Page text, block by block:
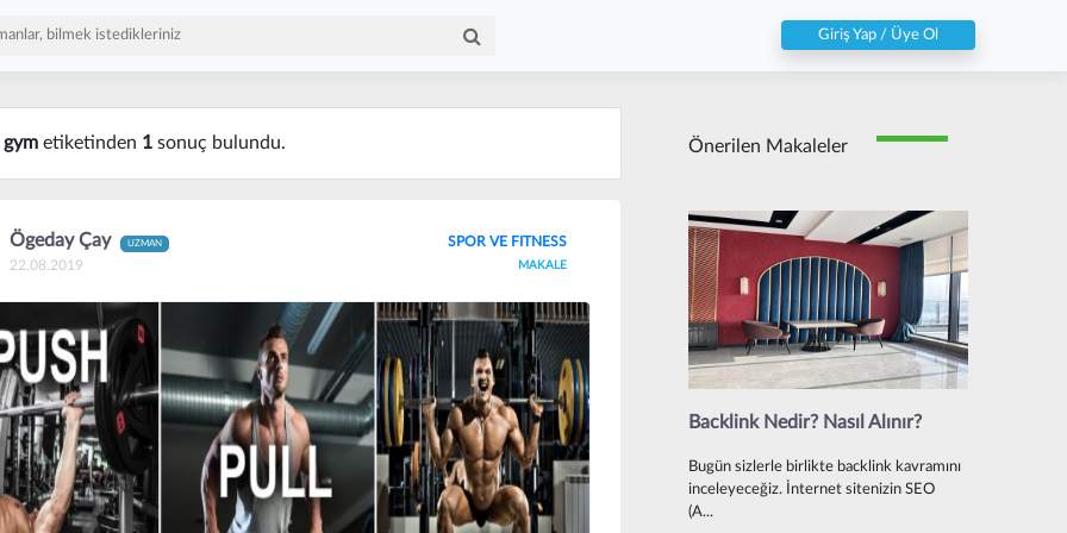
Giriş Yap / Üye Ol
gymetiketinden 1sonuç bulundu.
Ögeday Çay UZMAN
22.08.2019
SPOR VE FITNESS
MAKALE
Önerilen Makaleler
Backlink Nedir? Nasıl Alınır?
Bugün sizlerle birlikte backlink kavramını
inceleyeceğiz. İnternet sitenizin SEO
(A...